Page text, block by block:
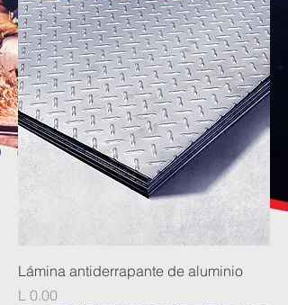
Lámina antiderrapante de aluminio
Precio
L 0.00